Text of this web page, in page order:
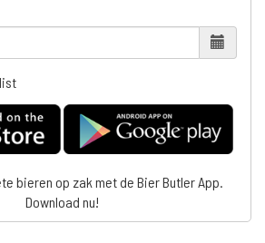
bieren op zak met de Bier Butler App.
Download nu!